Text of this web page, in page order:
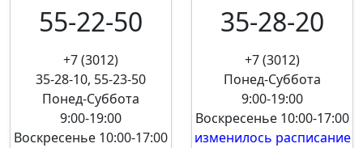
55-22-50
+7 (3012)
35-28-10, 55-23-50
Понед-Суббота
9:00-19:00
Воскресенье 10:00-17:00
35-28-20
+7 (3012)
Понед-Суббота
9:00-19:00
Воскресенье 10:00-17:00
изменилось расписание